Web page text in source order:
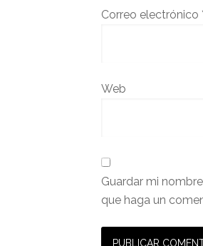
Correo electrónico
Web
Guardar mi
que haga un